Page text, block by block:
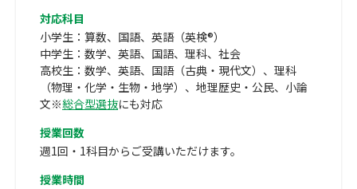
対応科目
小学生：算数、国語、英語（英検®）
中学生：数学、英語、国語、理科、社会
高校生：数学、英語、国語（古典・現代文）、理科
（物理・化学・生物・地学）、地理歴史・公民、小論
文※総合型選抜にも対応
授業回数
週1回・1科目からご受講いただけます。
授業時間